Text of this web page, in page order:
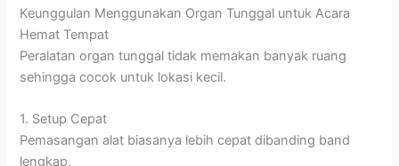
Keunggulan Menggunakan Organ Tunggal untuk Acara
Hemat Tempat
Peralatan organ tunggal tidak memakan banyak ruang
sehingga cocok untuk lokasi kecil.
1. Setup Cepat
Pemasangan alat biasanya lebih cepat dibanding band
lengkap.